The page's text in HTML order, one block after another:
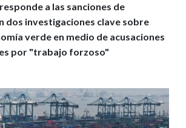
a las sanciones de
dos investigaciones clave sobre
verde en medio de acusaciones
por "trabajo forzoso"